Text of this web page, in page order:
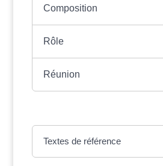
Composition
Rôle
Réunion
Textes de référence